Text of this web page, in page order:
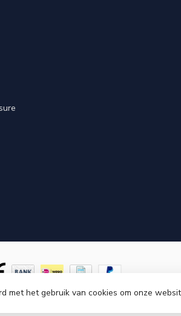
byLightspeed -Lightspeed designby
met het gebruik van cookies om onze